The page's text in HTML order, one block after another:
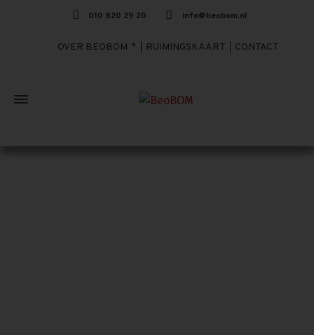
010 820 29 20 info@beobom.nl
OVER BEOBOM RUIMINGSKAART CONTACT